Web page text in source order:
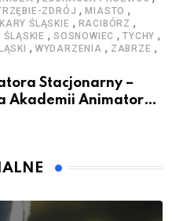
ZDRÓJ ,MIASTO ,
ŚLĄSKIE , RACIBÓRZ ,
ŚLĄSKIE ,SOSNOWIEC ,TYCHY ,
, WYDARZENIA , ZABRZE ,
Stacjonarny –
Akademii Animatora